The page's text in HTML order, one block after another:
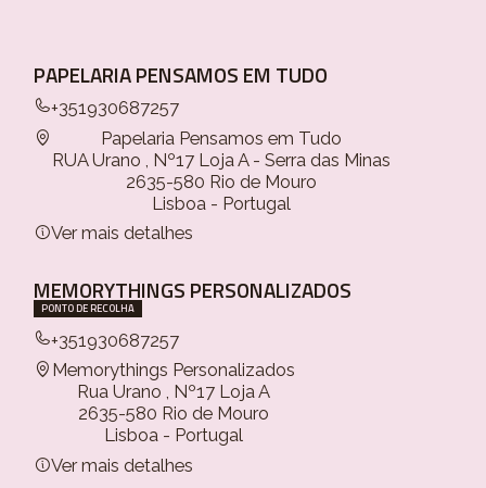
PAPELARIA PENSAMOS EM TUDO
+351930687257
Papelaria Pensamos em Tudo
RUA Urano , Nº17 Loja A - Serra das Minas
2635-580 Rio de Mouro
Lisboa - Portugal
Ver mais detalhes
MEMORYTHINGS PERSONALIZADOS
PONTO DE RECOLHA
+351930687257
Memorythings Personalizados
Rua Urano , Nº17 Loja A
2635-580 Rio de Mouro
Lisboa - Portugal
Ver mais detalhes